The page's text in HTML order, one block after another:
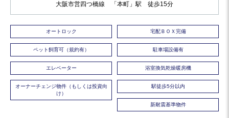
大阪市営四つ橋線 「本町」駅 徒歩15分
オートロック 宅配ＢＯＸ完備
ペット飼育可（規約有） 駐車場設備有
エレベーター 浴室換気乾燥暖房機
オーナーチェンジ物件（もしくは投資向
け）
駅徒歩5分以内
新耐震基準物件